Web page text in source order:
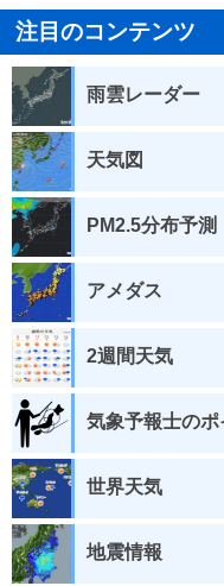
注目のコンテンツ
雨雲レーダー
天気図
PM2.5分布予測
アメダス
2週間天気
気象予報士の
世界天気
地震情報